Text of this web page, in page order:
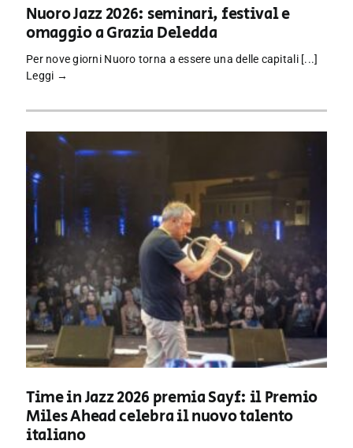
Nuoro Jazz 2026: seminari, festival e
omaggio a Grazia Deledda
Per nove giorni Nuoro torna a essere una delle capitali [...]
Leggi →
Time in Jazz 2026 premia Sayf: il Premio
Miles Ahead celebra il nuovo talento
italiano